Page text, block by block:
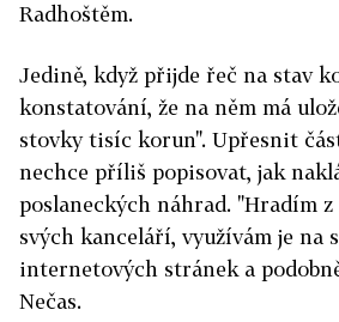
Radhoštěm.
Jedině, když přijde řeč na stav
konstatování, že na něm má
stovky tisíc korun". Upřesnit
nechce příliš popisovat, jak
poslaneckých náhrad. "Hradím
svých kanceláří, využívám je na
internetových stránek a
Nečas.